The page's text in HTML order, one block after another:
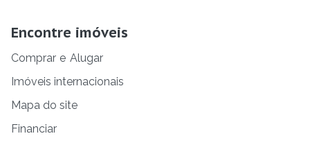
Encontre imóveis
Comprar e Alugar
Imóveis internacionais
Mapa do site
Financiar